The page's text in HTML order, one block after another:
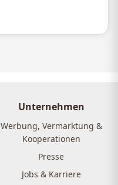
Unternehmen
Werbung, Vermarktung &
Kooperationen
Presse
Jobs & Karriere